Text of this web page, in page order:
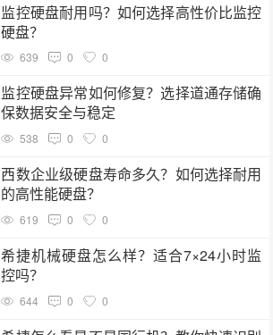
监控硬盘耐用吗？如何选择高性价比监控
硬盘？
639 0 0
监控硬盘异常如何修复？选择道通存储确
保数据安全与稳定
538 0 0
西数企业级硬盘寿命多久？如何选择耐用
的高性能硬盘？
619 0 0
希捷机械硬盘怎么样？适合7×24小时监
控吗？
644 0 0